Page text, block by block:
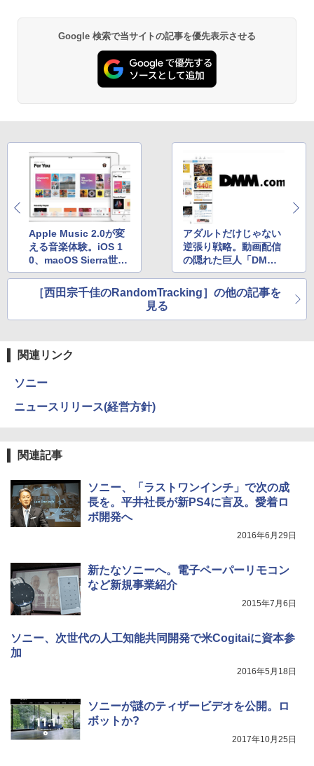
Google 検索で当サイトの記事を優先表示させる
Apple Music 2.0が変
える音楽体験。iOS 1
0、macOS Sierra世代
の“ミュージック”
アダルトだけじゃない
逆張り戦略。動画配信
の隠れた巨人「DMM.c
om」
［西田宗千佳のRandomTracking］の他の記事を
見る
関連リンク
ソニー
ニュースリリース(経営方針)
関連記事
ソニー、「ラストワンインチ」で次の成
長を。平井社長が新PS4に言及。愛着ロ
ボ開発へ
2016年6月29日
新たなソニーへ。電子ペーパーリモコン
など新規事業紹介
2015年7月6日
ソニー、次世代の人工知能共同開発で米Cogitaiに資本参
加
2016年5月18日
ソニーが謎のティザービデオを公開。ロ
ボットか?
2017年10月25日